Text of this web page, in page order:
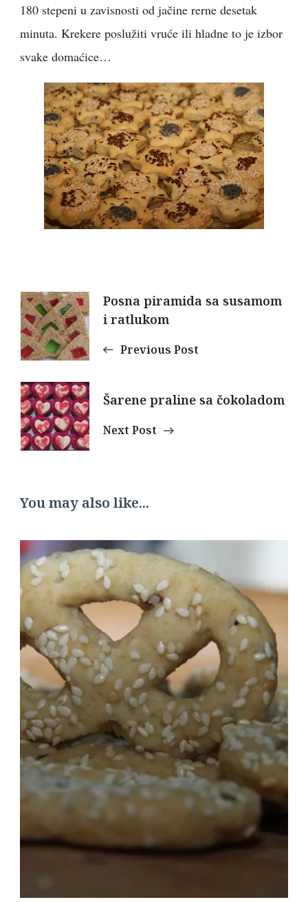
180 stepeni u zavisnosti od jačine rerne desetak
minuta. Krekere poslužiti vruće ili hladne to je izbor
svake domaćice…
Post
Navigation
Posna piramida sa susamom
i ratlukom
Previous Post
Šarene praline sa čokoladom
Next Post
You may also like...